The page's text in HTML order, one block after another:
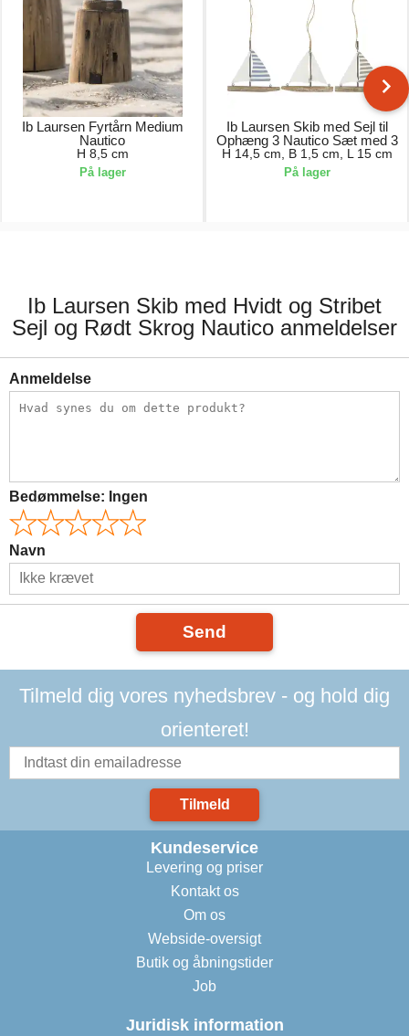
Ib Laursen Fyrtårn Medium
Nautico
H 8,5 cm
På lager
Ib Laursen Skib med Sejl til
Ophæng 3 Nautico Sæt med 3
H 14,5 cm, B 1,5 cm, L 15 cm
På lager
Ib Laursen Skib med Hvidt og Stribet
Sejl og Rødt Skrog Nautico anmeldelser
Anmeldelse
Bedømmelse: Ingen
Navn
Send
Tilmeld dig vores nyhedsbrev - og hold dig
orienteret!
Tilmeld
Kundeservice
Levering og priser
Kontakt os
Om os
Webside-oversigt
Butik og åbningstider
Job
Juridisk information